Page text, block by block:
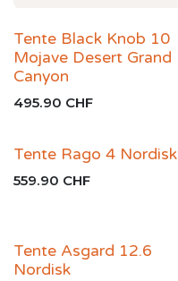
Tente Black Knob 10
Mojave Desert Grand
Canyon
495.90 CHF
Tente Rago 4 Nordisk
559.90 CHF
Tente Asgard 12.6
Nordisk